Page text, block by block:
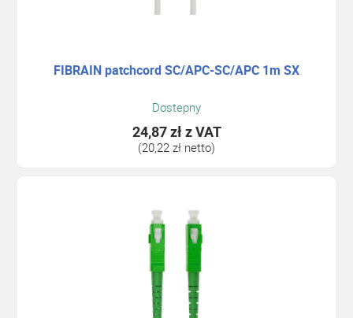
FIBRAIN patchcord SC/APC-SC/APC 1m SX
Dostepny
24,87 złz VAT
(20,22 zł netto)